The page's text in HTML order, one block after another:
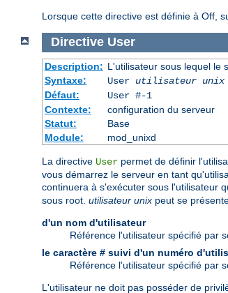
Lorsque cette directive est définie à Off,
Directive User
Description: L'utilisateur sous lequel le
Syntaxe:
User utilisateur unix
Défaut:
User #-1
Contexte:
configuration du serveur
Statut:
Base
Module:
mod_unixd
La directive User permet de définir
vous démarrez le serveur en tant
continuera à s'exécuter sous l'utilisateur
sous root. utilisateur unix peut se
d'un nom d'utilisateur
Référence l'utilisateur spécifié par
le caractère # suivi d'un numéro
Référence l'utilisateur spécifié par
L'utilisateur ne doit pas posséder de